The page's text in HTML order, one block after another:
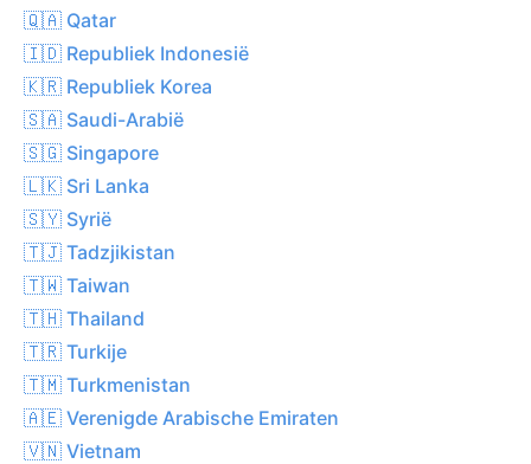
🇶🇦 Qatar
🇮🇩 Republiek Indonesië
🇰🇷 Republiek Korea
🇸🇦 Saudi-Arabië
🇸🇬 Singapore
🇱🇰 Sri Lanka
🇸🇾 Syrië
🇹🇯 Tadzjikistan
🇹🇼 Taiwan
🇹🇭 Thailand
🇹🇷 Turkije
🇹🇲 Turkmenistan
🇦🇪 Verenigde Arabische Emiraten
🇻🇳 Vietnam